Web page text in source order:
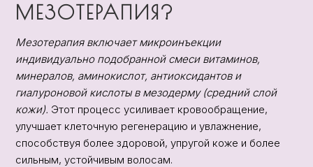
МЕЗОТЕРАПИЯ?
Мезотерапия включает микроинъекции
индивидуально подобранной смеси витаминов,
минералов, аминокислот, антиоксидантов и
гиалуроновой кислоты в мезодерму (средний слой
кожи). Этот процесс усиливает кровообращение,
улучшает клеточную регенерацию и увлажнение,
способствуя более здоровой, упругой коже и более
сильным, устойчивым волосам.